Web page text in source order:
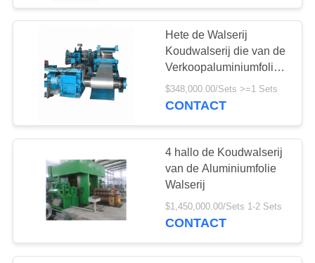
FABRIEKSREIS
KWALITEITSCONTROLE
CONTACTEER
ONS
VRAAG
OFFERTE
Hete de Walserij
Koudwalserij die van de
Verkoopaluminiumfolie
Machine maken
$348,000.00/Sets >=1 Sets
CONTACT
4 hallo de Koudwalserij
van de Aluminiumfolie
Walserij
$1,450,000.00/Sets 1-2 Sets
CONTACT